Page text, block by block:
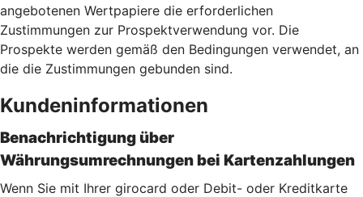
angebotenen Wertpapiere die erforderlichen
Zustimmungen zur Prospektverwendung vor. Die
Prospekte werden gemäß den Bedingungen verwendet, an
die die Zustimmungen gebunden sind.
Kundeninformationen
Benachrichtigung über
Währungsumrechnungen bei Kartenzahlungen
Wenn Sie mit Ihrer girocard oder Debit- oder Kreditkarte